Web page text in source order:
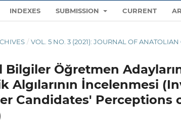
INDEXES SUBMISSION CURRENT
/ VOL. 5 NO. 3 (2021): JOURNAL OF
Bilgiler Öğretmen
Algılarının İncelenmesi
Candidates' Perceptions